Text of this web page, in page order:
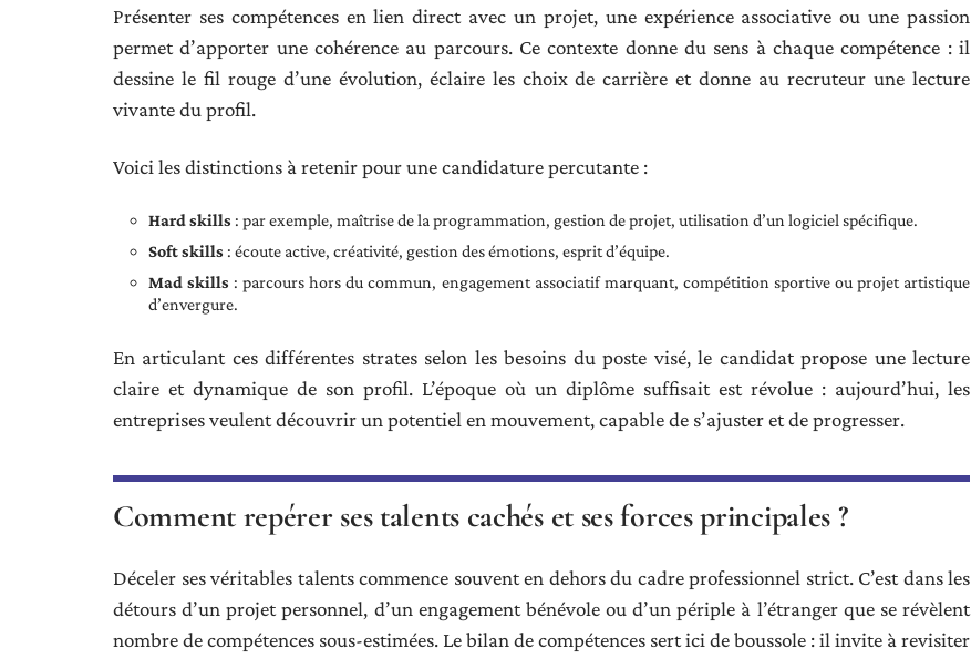
Présenter ses compétences en lien direct avec un projet, une expérience associative ou une passion
permet d’apporter une cohérence au parcours. Ce contexte donne du sens à chaque compétence : il
dessine le fil rouge d’une évolution, éclaire les choix de carrière et donne au recruteur une lecture
vivante du profil.
Voici les distinctions à retenir pour une candidature percutante :
Hard skills : par exemple, maîtrise de la programmation, gestion de projet, utilisation d’un logiciel spécifique.
Soft skills : écoute active, créativité, gestion des émotions, esprit d’équipe.
Mad skills : parcours hors du commun, engagement associatif marquant, compétition sportive ou projet artistique
d’envergure.
En articulant ces différentes strates selon les besoins du poste visé, le candidat propose une lecture
claire et dynamique de son profil. L’époque où un diplôme suffisait est révolue : aujourd’hui, les
entreprises veulent découvrir un potentiel en mouvement, capable de s’ajuster et de progresser.
Comment repérer ses talents cachés et ses forces principales ?
Déceler ses véritables talents commence souvent en dehors du cadre professionnel strict. C’est dans les
détours d’un projet personnel, d’un engagement bénévole ou d’un périple à l’étranger que se révèlent
nombre de compétences sous-estimées. Le bilan de compétences sert ici de boussole : il invite à revisiter